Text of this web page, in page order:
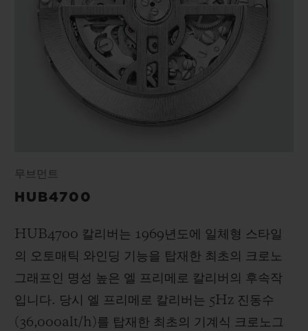
무브먼트
HUB4700
HUB4700 칼리버는 1969년도에 일체형 스타일
의 오토매틱 와인딩 기능을 탑재한 최초의 크로노
그래프인 명성 높은 엘 프리메로 칼리버의 후속작
입니다. 당시 엘 프리메로 칼리버는 5Hz 진동수
(36,000alt/h)를 탑재한 최초의 기계식 크로노그